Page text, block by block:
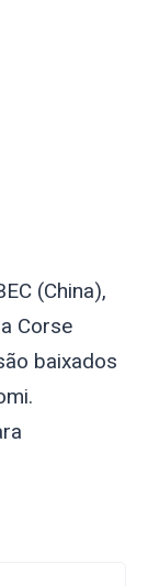
(China),
Corse
baixados